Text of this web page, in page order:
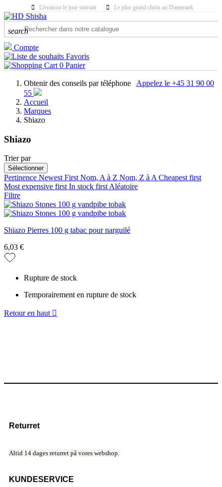
Livraison le jour suivant Le plus grand choix au Danemark
search
Compte
Favoris
0 Panier
Obtenir des conseils par téléphone
Appelez le +45 31 90 00
55
Accueil
Marques
Shiazo
Shiazo
CATÉGORIES
PRIX
Trier par
Sélectionner
Pertinence Newest FirstNom, A à Z Nom, Z à ACheapest first
Most expensive firstIn stock firstAléatoire
Filtre
Shiazo Pierres 100 g tabac pour narguilé
6,03 €
Rupture de stock
Temporairement en rupture de stock
Retour en haut 
Returret
Altid 14 dages returret på vores webshop.
KUNDESERVICE